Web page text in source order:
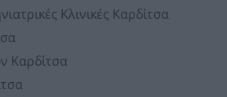
Κλινικές Καρδίτσα
Καρδίτσα